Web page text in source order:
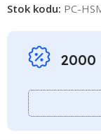
Stok kodu: PC-
2000